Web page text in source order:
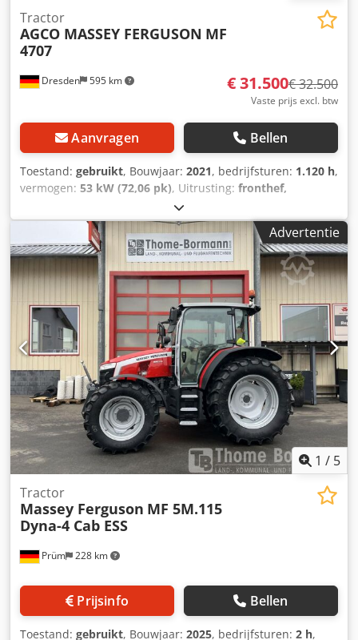
Dresden 595 km
Tractor
AGCO MASSEY FERGUSON MF
4707
€ 31.500€ 32.500
Vaste prijs excl. btw
Aanvragen Bellen
Toestand: gebruikt, Bouwjaar: 2021, bedrijfsturen: 1.120 h,
vermogen: 53 kW (72,06 pk), Uitrusting: fronthef,
, * Duitse machine uit eerste hand,
zeer goede staat * TABMC040VK5115005 * Onderhouden
volgens serviceboekje Cedpfx Agey Ubgue Uerf *
Straatlegaal, 40 km/u * 4x4 vierwielaandrijving * Bouwjaar
2021 * Bedrijfsgewicht 6.200 kg * Bandenmaat 340/85 R24
voor, 420/85 R34 achter, ca. 80% * * Ik stuur u graag een
video via WhatsApp * WhatsApp: * Contact Pools, ?????
?????: * Verkoop alleen aan handelaren, zonder garantie,
alle gegevens onder voorbehoud, tussentijdse verkoop
voorbehouden
Advertentie
1 / 5
Prüm 228 km
Tractor
Massey Ferguson MF 5M.115
Dyna-4 Cab ESS
Prijsinfo Bellen
Toestand: gebruikt, Bouwjaar: 2025, bedrijfsturen: 2 h,